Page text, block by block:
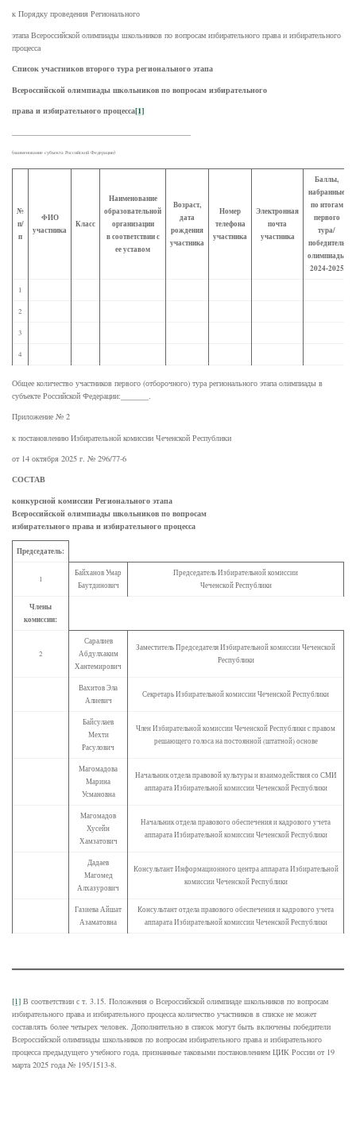
к Порядку проведения Регионального
этапа Всероссийской олимпиады школьников по вопросам избирательного права и избирательного
процесса
Список участников второго тура регионального этапа
Всероссийской олимпиады школьников по вопросам избирательного
права и избирательного процесса[1]
(наименование субъекта Российской Федерации)
№
п/
п
ФИО
участника
Класс
Наименование
образовательной
организации
в соответствии с
ее уставом
Возраст,
дата
рождения
участника
Номер
телефона
участника
Электронная
почта
участника
Баллы,
набранные
по итогам
первого
тура/
победитель
олимпиады
2024-2025
1
2
3
4
Общее количество участников первого (отборочного) тура регионального этапа олимпиады в
субъекте Российской Федерации:_______.
Приложение № 2
к постановлению Избирательной комиссии Чеченской Республики
от 14 октября 2025 г. № 296/77-6
СОСТАВ
конкурсной комиссии Регионального этапа
Всероссийской олимпиады школьников по вопросам
избирательного права и избирательного процесса
Председатель:
1
Байханов Умар
Баутдинович
Председатель Избирательной комиссии
Чеченской Республики
Члены
комиссии:
2
Саралиев
Абдулхаким
Хантемирович
Заместитель Председателя Избирательной комиссии Чеченской
Республики
Вахитов Эла
Алиевич
Секретарь Избирательной комиссии Чеченской Республики
Байсулаев
Мехти
Расулович
Член Избирательной комиссии Чеченской Республики с правом
решающего голоса на постоянной (штатной) основе
Магомадова
Марина
Усмановна
Начальник отдела правовой культуры и взаимодействия со СМИ
аппарата Избирательной комиссии Чеченской Республики
Магомадов
Хусейн
Хамзатович
Начальник отдела правового обеспечения и кадрового учета
аппарата Избирательной комиссии Чеченской Республики
Дадаев
Магомед
Алхазурович
Консультант Информационного центра аппарата Избирательной
комиссии Чеченской Республики
Газиева Айшат
Азаматовна
Консультант отдела правового обеспечения и кадрового учета
аппарата Избирательной комиссии Чеченской Республики
[1] В соответствии с т. 3.15. Положения о Всероссийской олимпиаде школьников по вопросам
избирательного права и избирательного процесса количество участников в списке не может
составлять более четырех человек. Дополнительно в список могут быть включены победители
Всероссийской олимпиады школьников по вопросам избирательного права и избирательного
процесса предыдущего учебного года, признанные таковыми постановлением ЦИК России от 19
марта 2025 года № 195/1513-8.